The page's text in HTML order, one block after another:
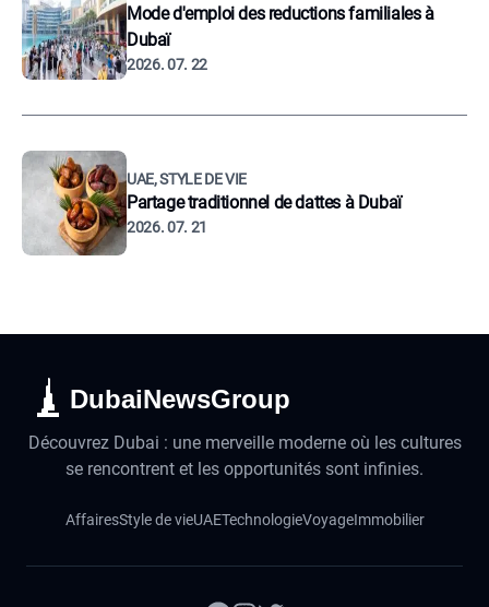
Mode d'emploi des reductions familiales à
Dubaï
2026. 07. 22
UAE, STYLE DE VIE
Partage traditionnel de dattes à Dubaï
2026. 07. 21
DubaiNewsGroup
Découvrez Dubai : une merveille moderne où les cultures
se rencontrent et les opportunités sont infinies.
AffairesStyle de vieUAETechnologieVoyageImmobilier